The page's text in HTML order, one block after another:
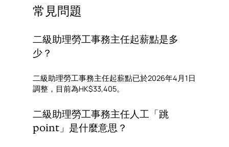
常見問題
二級助理勞工事務主任起薪點是多
少？
二級助理勞工事務主任起薪點已於2026年4月1日
調整，目前為HK$33,405。
二級助理勞工事務主任人工「跳
point」是什麼意思？